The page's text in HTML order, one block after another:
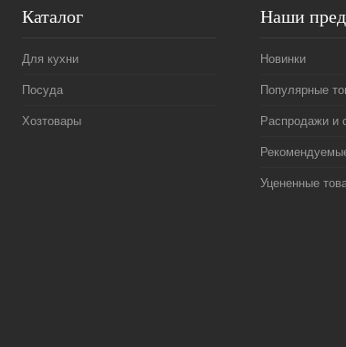
Каталог
Для кухни
Посуда
Хозтовары
Наши
Новинки
Популярные
Распродажи и
Уцененные